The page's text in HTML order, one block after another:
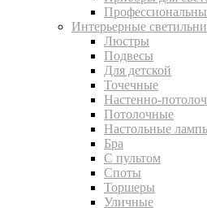
Интерьерные
Люстры
Подвесы
Для детской
Точечные
Настенно-
Потолочные
Настольные
Бра
С пультом
Споты
Торшеры
Уличные